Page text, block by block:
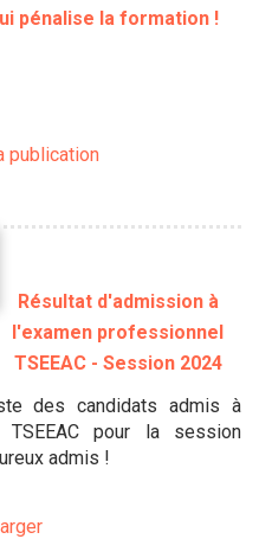
pénalise la formation !
publication
Résultat d'admission à
l'examen professionnel
TSEEAC - Session 2024
des candidats admis à
pour la session
admis !